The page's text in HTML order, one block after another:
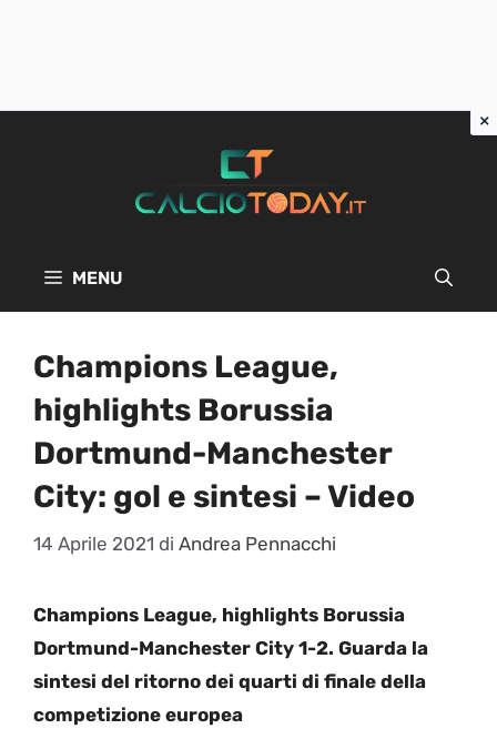
MENU
Champions League,
highlights Borussia
Dortmund-Manchester
City: gol e sintesi – Video
14 Aprile 2021 di Andrea Pennacchi
Champions League, highlights Borussia
Dortmund-Manchester City 1-2. Guarda la
sintesi del ritorno dei quarti di finale della
competizione europea